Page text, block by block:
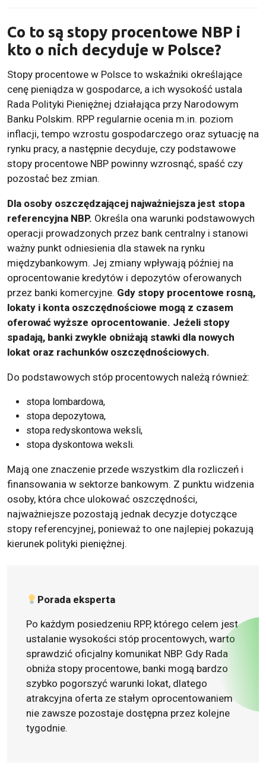
Co to są stopy procentowe NBP i
kto o nich decyduje w Polsce?
Stopy procentowe w Polsce to wskaźniki określające
cenę pieniądza w gospodarce, a ich wysokość ustala
Rada Polityki Pieniężnej działająca przy Narodowym
Banku Polskim. RPP regularnie ocenia m.in. poziom
inflacji, tempo wzrostu gospodarczego oraz sytuację na
rynku pracy, a następnie decyduje, czy podstawowe
stopy procentowe NBP powinny wzrosnąć, spaść czy
pozostać bez zmian.
Dla osoby oszczędzającej najważniejsza jest stopa
referencyjna NBP. Określa ona warunki podstawowych
operacji prowadzonych przez bank centralny i stanowi
ważny punkt odniesienia dla stawek na rynku
międzybankowym. Jej zmiany wpływają później na
oprocentowanie kredytów i depozytów oferowanych
przez banki komercyjne. Gdy stopy procentowe rosną,
lokaty i konta oszczędnościowe mogą z czasem
oferować wyższe oprocentowanie. Jeżeli stopy
spadają, banki zwykle obniżają stawki dla nowych
lokat oraz rachunków oszczędnościowych.
Do podstawowych stóp procentowych należą również:
stopa lombardowa,
stopa depozytowa,
stopa redyskontowa weksli,
stopa dyskontowa weksli.
Mają one znaczenie przede wszystkim dla rozliczeń i
finansowania w sektorze bankowym. Z punktu widzenia
osoby, która chce ulokować oszczędności,
najważniejsze pozostają jednak decyzje dotyczące
stopy referencyjnej, ponieważ to one najlepiej pokazują
kierunek polityki pieniężnej.
Porada eksperta
Po każdym posiedzeniu RPP, którego celem jest
ustalanie wysokości stóp procentowych, warto
sprawdzić oficjalny komunikat NBP. Gdy Rada
obniża stopy procentowe, banki mogą bardzo
szybko pogorszyć warunki lokat, dlatego
atrakcyjna oferta ze stałym oprocentowaniem
nie zawsze pozostaje dostępna przez kolejne
tygodnie.